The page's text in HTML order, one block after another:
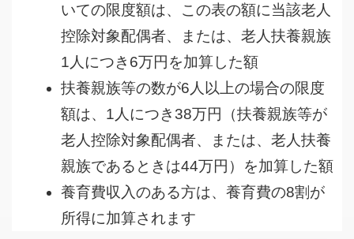
いての限度額は、この表の額に当該老人
控除対象配偶者、または、老人扶養親族
1人につき6万円を加算した額
扶養親族等の数が6人以上の場合の限度
額は、1人につき38万円（扶養親族等が
老人控除対象配偶者、または、老人扶養
親族であるときは44万円）を加算した額
養育費収入のある方は、養育費の8割が
所得に加算されます